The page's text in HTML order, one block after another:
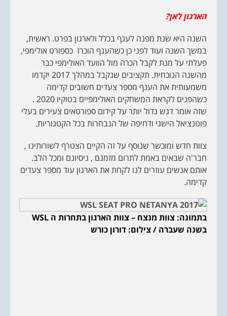
הארגון לאן?
השנה היא שנת מפנה לענף בכלל ולארגון בפרט. ראשית,
במשך השנה ועוד לפני כן כשהענף הוכרז כספורט אולימפי,
פעלתי על מנת לקבל הכרה מול הוועד האולימפי כבר
מהשנה הנוכחית. תקציבים שנקבל במהלך 2017 יקדמו
משמעותית את הענף מספר צעדים חשובים קדימה
כשהפנים לקראת המשחקים האולימפיים בטוקיו 2020 .
שזה אומר דגש גדול יותר על קידום ספורטאים צעירים בעלי
פוטנציאל הישגי ודחיפה של הנבחרות בכל הקטגוריות.
צוות חדש ומוכשר שנוסף על זה הקיים הצטרף לשורותינו ,
חבר'ה שבאים באמת לתרום מזמנם , ניסיונם ומכל הלב.
אותם אנשים עוזרים לנו לקחת את הארגון עוד מספר צעדים
קדימה.
בתמונה: צוות מנצח – צוות הארגון בתחרות ה WSL
בשנה שעברה / צילום: דורון כורש